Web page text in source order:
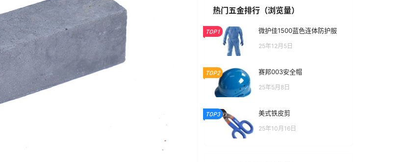
热门五金排行（浏览量）
TOP1 微护佳1500蓝色连体防护服
25年12月5日
TOP2 赛邦003安全帽
25年5月8日
TOP3 美式铁皮剪
25年10月16日